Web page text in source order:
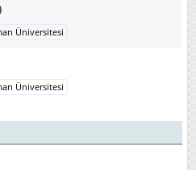
Üniversitesi
Üniversitesi